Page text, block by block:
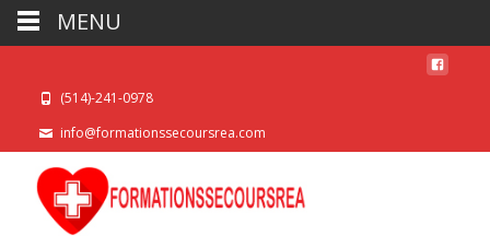
(514)-241-0978
info@formationssecoursrea.com
MENU